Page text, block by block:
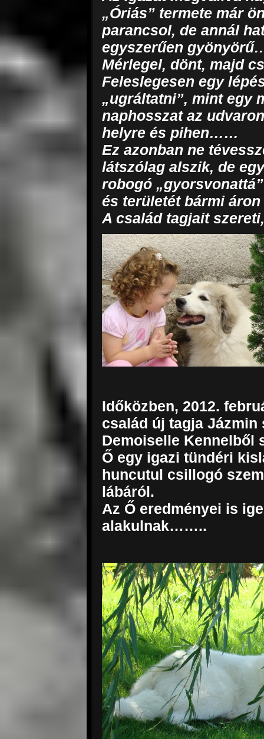
„Óriás” termete már
parancsol, de annál
egyszerűen
Mérlegel, dönt, majd
Feleslegesen egy
„ugráltatni”, mint egy
naphosszat az
helyre és pihen……
Ez azonban ne
látszólag alszik, de
robogó
és területét bármi
A család tagjait
Időközben, 2012.
család új tagja Jázmin
Demoiselle Kennelből
Ő egy igazi tündéri
huncutul csillogó
lábáról.
Az Ő eredményei is
alakulnak……..